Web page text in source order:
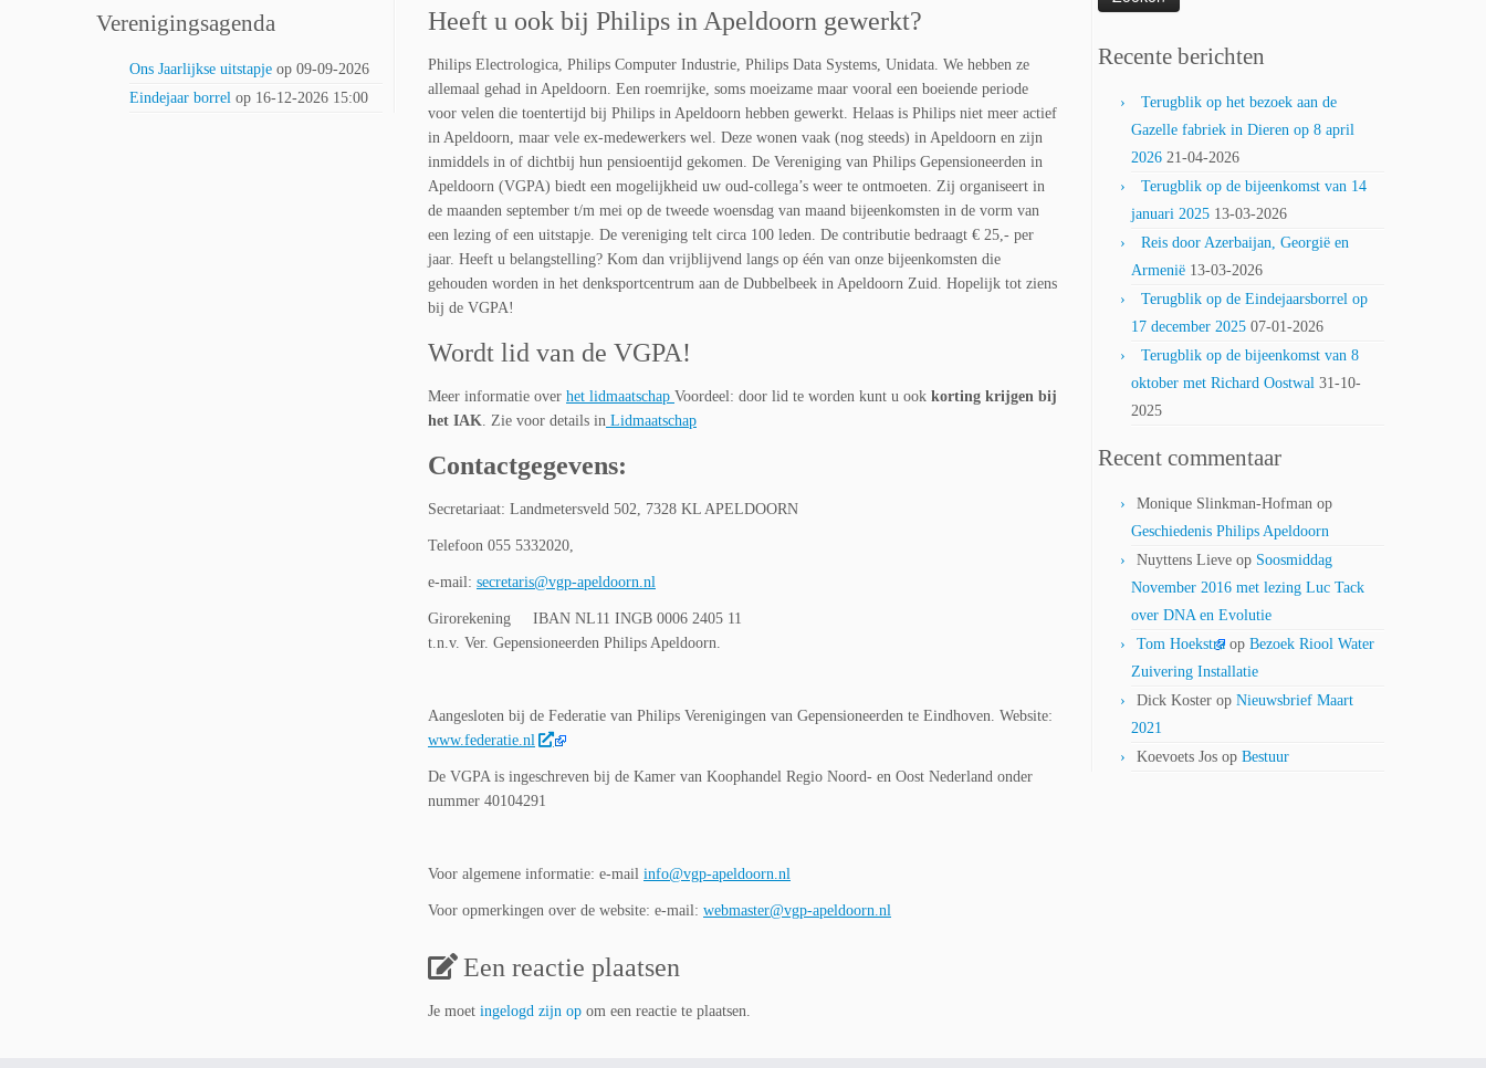
Verenigingsagenda
Ons Jaarlijkse uitstapje op 09-09-2026
Eindejaar borrel op 16-12-2026 15:00
Heeft u ook bij Philips in Apeldoorn gewerkt?
Philips Electrologica, Philips Computer Industrie, Philips Data Systems, Unidata. We hebben ze
allemaal gehad in Apeldoorn. Een roemrijke, soms moeizame maar vooral een boeiende periode
voor velen die toentertijd bij Philips in Apeldoorn hebben gewerkt. Helaas is Philips niet meer actief
in Apeldoorn, maar vele ex-medewerkers wel. Deze wonen vaak (nog steeds) in Apeldoorn en zijn
inmiddels in of dichtbij hun pensioentijd gekomen. De Vereniging van Philips Gepensioneerden in
Apeldoorn (VGPA) biedt een mogelijkheid uw oud-collega’s weer te ontmoeten. Zij organiseert in
de maanden september t/m mei op de tweede woensdag van maand bijeenkomsten in de vorm van
een lezing of een uitstapje. De vereniging telt circa 100 leden. De contributie bedraagt € 25,- per
jaar. Heeft u belangstelling? Kom dan vrijblijvend langs op één van onze bijeenkomsten die
gehouden worden in het denksportcentrum aan de Dubbelbeek in Apeldoorn Zuid. Hopelijk tot ziens
bij de VGPA!
Wordt lid van de VGPA!
Meer informatie over het lidmaatschap Voordeel: door lid te worden kunt u ook korting krijgen bij
het IAK. Zie voor details in Lidmaatschap
Contactgegevens:
Secretariaat: Landmetersveld 502, 7328 KL APELDOORN
Telefoon 055 5332020,
e-mail: secretaris@vgp-apeldoorn.nl
Girorekening IBAN NL11 INGB 0006 2405 11
t.n.v. Ver. Gepensioneerden Philips Apeldoorn.
Aangesloten bij de Federatie van Philips Verenigingen van Gepensioneerden te Eindhoven. Website:
www.federatie.nl
De VGPA is ingeschreven bij de Kamer van Koophandel Regio Noord- en Oost Nederland onder
nummer 40104291
Voor algemene informatie: e-mail info@vgp-apeldoorn.nl
Voor opmerkingen over de website: e-mail: webmaster@vgp-apeldoorn.nl
Een reactie plaatsen
Je moet ingelogd zijn op om een reactie te plaatsen.
Recente berichten
Terugblik op het bezoek aan de
Gazelle fabriek in Dieren op 8 april
2026 21-04-2026
Terugblik op de bijeenkomst van 14
januari 2025 13-03-2026
Reis door Azerbaijan, Georgië en
Armenië 13-03-2026
Terugblik op de Eindejaarsborrel op
17 december 2025 07-01-2026
Terugblik op de bijeenkomst van 8
oktober met Richard Oostwal 31-10-
2025
Recent commentaar
Monique Slinkman-Hofman op
Geschiedenis Philips Apeldoorn
Nuyttens Lieve op Soosmiddag
November 2016 met lezing Luc Tack
over DNA en Evolutie
Tom Hoekstra op Bezoek Riool Water
Zuivering Installatie
Dick Koster op Nieuwsbrief Maart
2021
Koevoets Jos op Bestuur